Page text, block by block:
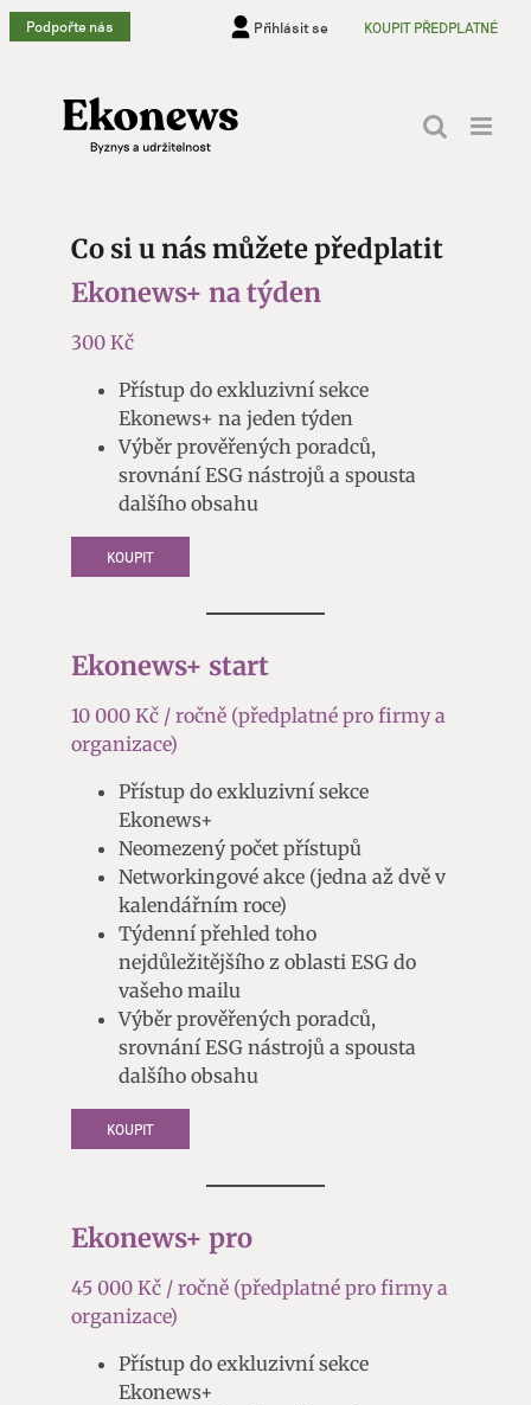
Přeskočit
na
Podpořte nás Přihlásit se KOUPIT PŘEDPLATNÉ
Co si u nás můžete předplatit
Ekonews+ na týden
300 Kč
Přístup do exkluzivní sekce
Ekonews+ na jeden týden
Výběr prověřených poradců,
srovnání ESG nástrojů a spousta
dalšího obsahu
KOUPIT
Ekonews+ start
10 000 Kč / ročně (předplatné pro firmy a
organizace)
Přístup do exkluzivní sekce
Ekonews+
Neomezený počet přístupů
Networkingové akce (jedna až dvě v
kalendářním roce)
Týdenní přehled toho
nejdůležitějšího z oblasti ESG do
vašeho mailu
Výběr prověřených poradců,
srovnání ESG nástrojů a spousta
dalšího obsahu
KOUPIT
Ekonews+ pro
45 000 Kč / ročně (předplatné pro firmy a
organizace)
Přístup do exkluzivní sekce
Ekonews+